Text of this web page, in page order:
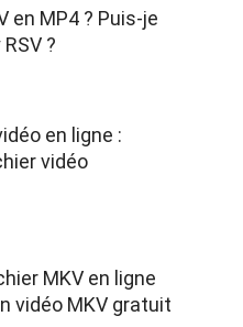
en MP4 ? Puis-je
?
en ligne :
vidéo
MKV en ligne
vidéo MKV gratuit